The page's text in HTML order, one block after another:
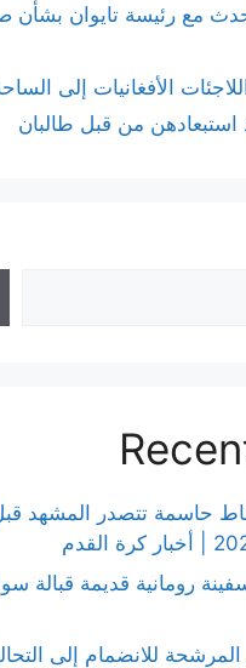
مع رئيسة تايوان بشأن
الأفغانيات إلى
من قبل طالبان
حاسمة تتصدر المشهد
رومانية قديمة قبالة
المرشحة للانضمام إلى